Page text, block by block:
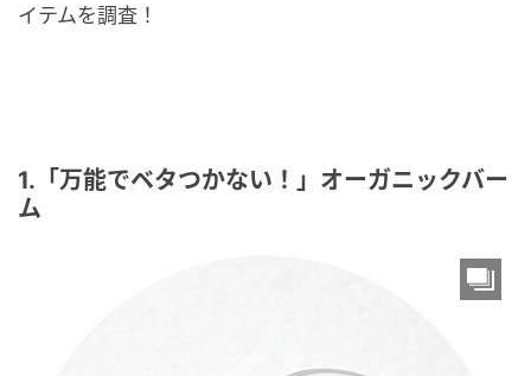
イテムを調査！
1.「万能でベタつかない！」オーガニックバー
ム